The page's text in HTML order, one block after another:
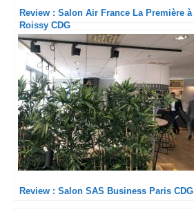
Review : Salon Air France La Première à
Roissy CDG
Review : Salon SAS Business Paris CDG